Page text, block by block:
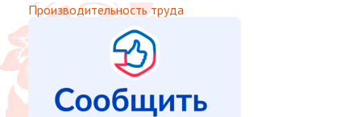
Производительность труда